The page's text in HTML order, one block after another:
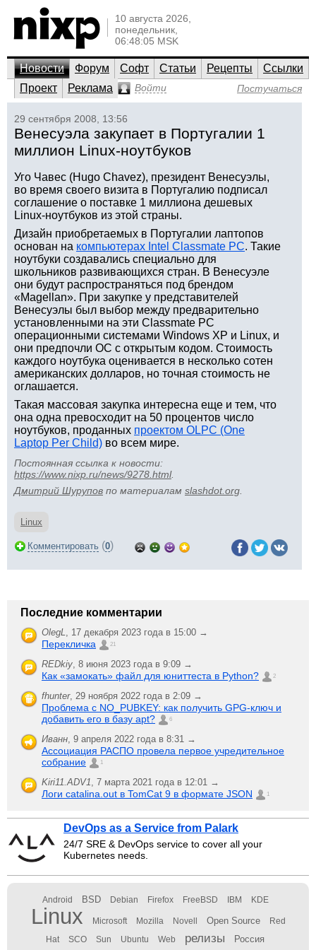
10 августа 2026,
понедельник,
06:48:05 MSK
Новости Форум Софт Статьи Рецепты
Ссылки
Проект
Реклама Войти Постучаться
29 сентября 2008, 13:56
Венесуэла закупает в Португалии 1
миллион Linux-ноутбуков
Уго Чавес (Hugo Chavez), президент Венесуэлы,
во время своего визита в Португалию подписал
соглашение о поставке 1 миллиона дешевых
Linux-ноутбуков из этой страны.
Дизайн приобретаемых в Португалии лаптопов
основан на компьютерах Intel Classmate PC. Такие
ноутбуки создавались специально для
школьников развивающихся стран. В Венесуэле
они будут распространяться под брендом
«Magellan». При закупке у представителей
Венесуэлы был выбор между предварительно
установленными на эти Classmate PC
операционными системами Windows XP и Linux, и
они предпочли ОС с открытым кодом. Стоимость
каждого ноутбука оценивается в несколько сотен
американских долларов, но точная стоимость не
оглашается.
Такая массовая закупка интересна еще и тем, что
она одна превосходит на 50 процентов число
ноутбуков, проданных проектом OLPC (One
Laptop Per Child) во всем мире.
Постоянная ссылка к новости:
https://www.nixp.ru/news/9278.html.
Дмитрий Шурупов по материалам slashdot.org
Linux
Комментировать (0)
Последние комментарии
OlegL, 17 декабря 2023 года в 15:00 →
Перекличка 21
REDkiy, 8 июня 2023 года в 9:09 →
Как «замокать» файл для юниттеста в Python? 2
fhunter, 29 ноября 2022 года в 2:09 →
Проблема с NO_PUBKEY: как получить GPG-ключ и
добавить его в базу apt?
6
Иванн, 9 апреля 2022 года в 8:31 →
Ассоциация РАСПО провела первое учредительное
собрание
1
Kiri11.ADV1, 7 марта 2021 года в 12:01 →
Логи catalina.out в TomCat 9 в формате JSON 1
DevOps as a Service from Palark
24/7 SRE & DevOps service to cover all your
Kubernetes needs.
Android BSD Debian Firefox FreeBSD IBM KDE
Linux Microsoft Mozilla Novell Open Source Red
Hat SCO Sun Ubuntu Web релизы Россия